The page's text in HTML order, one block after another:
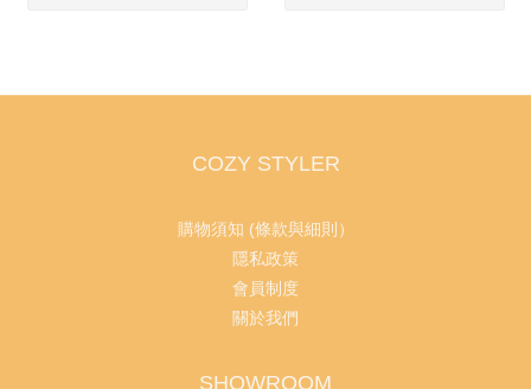
COZY STYLER
購物須知 (條款與細則）
隱私政策
會員制度
關於我們
SHOWROOM